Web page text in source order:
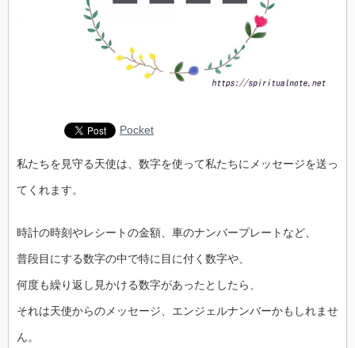
Pocket
私たちを見守る天使は、数字を使って私たちにメッセージを送っ
てくれます。
時計の時刻やレシートの金額、車のナンバープレートなど、
普段目にする数字の中で特に目に付く数字や、
何度も繰り返し見かける数字があったとしたら、
それは天使からのメッセージ、エンジェルナンバーかもしれませ
ん。